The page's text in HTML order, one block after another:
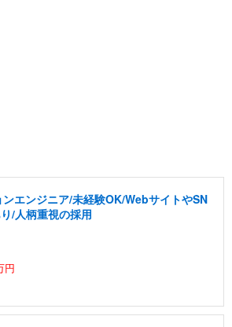
エンジニア/未経験OK/WebサイトやSN
/人柄重視の採用
円